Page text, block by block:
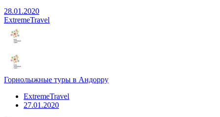
28.01.2020
ExtremeTravel
Горнолыжные туры в Андорру
ExtremeTravel
27.01.2020